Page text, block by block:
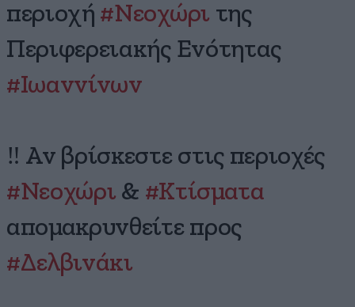
περιοχή #Νεοχώρι της
Περιφερειακής Ενότητας
#Ιωαννίνων
‼️ Αν βρίσκεστε στις περιοχές
#Νεοχώρι & #Κτίσματα
απομακρυνθείτε προς
#Δελβινάκι